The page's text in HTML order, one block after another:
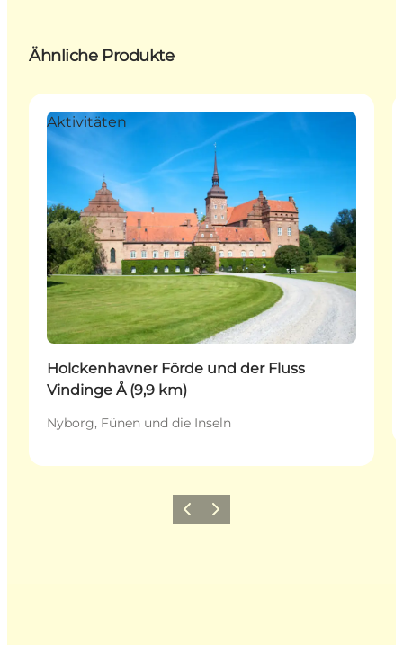
Ähnliche Produkte
Aktivitäten
Holckenhavner Förde und der Fluss
Vindinge Å (9,9 km)
Nyborg, Fünen und die Inseln
ZurückWeiter